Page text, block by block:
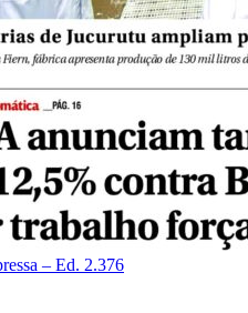
– Ed. 2.376